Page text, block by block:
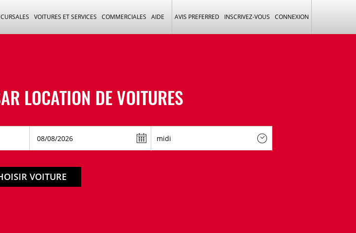
VOITURES ET SERVICES COMMERCIALES AIDE AVIS PREFERRED INSCRIVEZ-VOUS CONNEXION
LOCATION DE VOITURES
VOITURE